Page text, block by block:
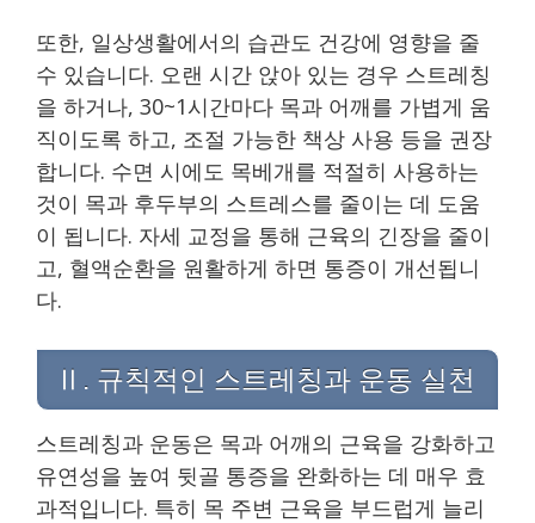
또한, 일상생활에서의 습관도 건강에 영향을 줄
수 있습니다. 오랜 시간 앉아 있는 경우 스트레칭
을 하거나, 30~1시간마다 목과 어깨를 가볍게 움
직이도록 하고, 조절 가능한 책상 사용 등을 권장
합니다. 수면 시에도 목베개를 적절히 사용하는
것이 목과 후두부의 스트레스를 줄이는 데 도움
이 됩니다. 자세 교정을 통해 근육의 긴장을 줄이
고, 혈액순환을 원활하게 하면 통증이 개선됩니
다.
Ⅱ. 규칙적인 스트레칭과 운동 실천
스트레칭과 운동은 목과 어깨의 근육을 강화하고
유연성을 높여 뒷골 통증을 완화하는 데 매우 효
과적입니다. 특히 목 주변 근육을 부드럽게 늘리